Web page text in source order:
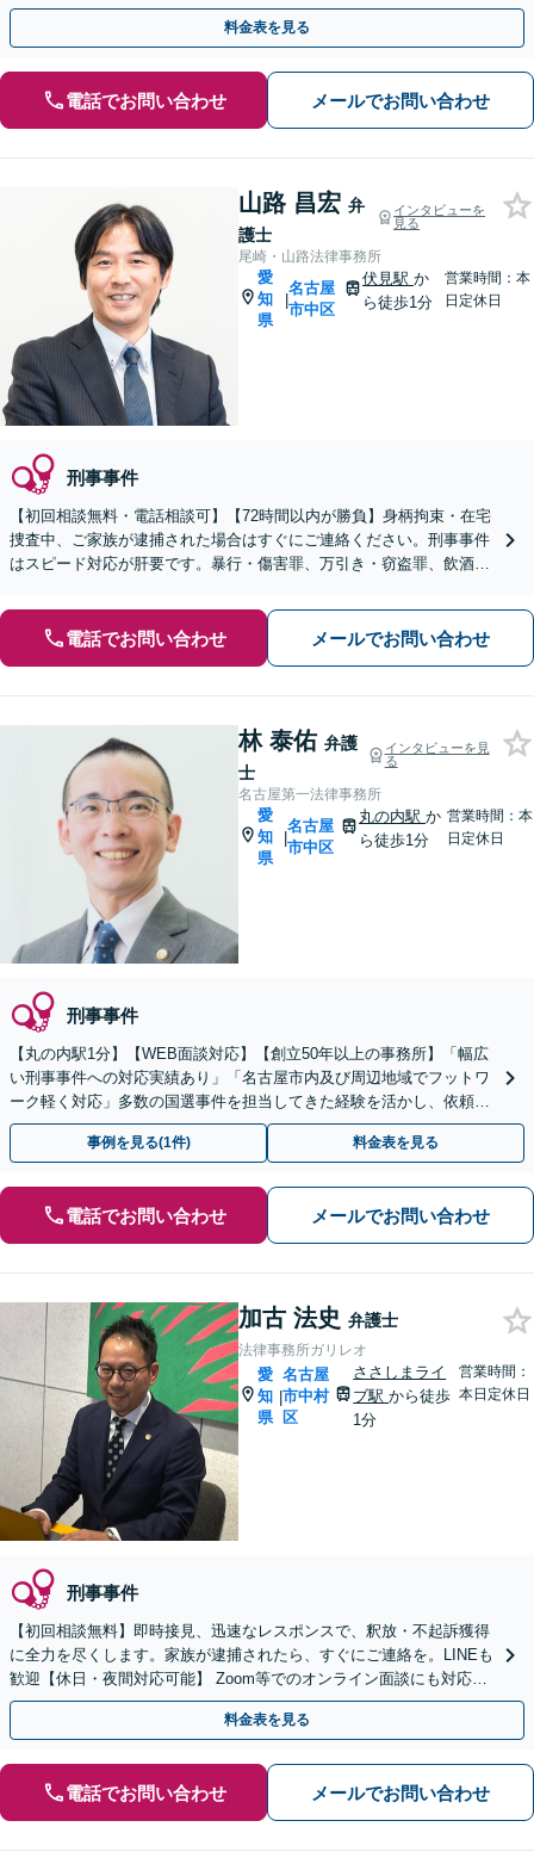
駅徒歩4分】
料金表を見る
電話でお問い合わせ メールでお問い合わせ
山路 昌宏 弁
護士
インタビューを
見る
尾崎・山路法律事務所
愛
知
県
|
名古屋
市中区
伏見駅 か
ら徒歩1分
営業時間：本
日定休日
刑事事件
【初回相談無料・電話相談可】【72時間以内が勝負】身柄拘束・在宅
捜査中、ご家族が逮捕された場合はすぐにご連絡ください。刑事事件
はスピード対応が肝要です。暴行・傷害罪、万引き・窃盗罪、飲酒運
電話でお問い合わせ メールでお問い合わせ
林 泰佑 弁護
士
インタビューを見
る
名古屋第一法律事務所
愛
知
県
|
名古屋
市中区
丸の内駅か
ら徒歩1分
営業時間：本
日定休日
刑事事件
【丸の内駅1分】【WEB面談対応】【創立50年以上の事務所】「幅広
い刑事事件への対応実績あり」「名古屋市内及び周辺地域でフットワ
ーク軽く対応」多数の国選事件を担当してきた経験を活かし、依頼者
さまの利益を最大限守ります【休日・夜間相談可】
事例を見る(1件) 料金表を見る
電話でお問い合わせ メールでお問い合わせ
加古 法史 弁護士
法律事務所ガリレオ
愛
知
県
|
名古屋
市中村
区
ささしまライ
ブ駅から徒歩
1分
営業時間：
本日定休日
刑事事件
【初回相談無料】即時接見、迅速なレスポンスで、釈放・不起訴獲得
に全力を尽くします。家族が逮捕されたら、すぐにご連絡を。LINEも
歓迎【休日・夜間対応可能】 Zoom等でのオンライン面談にも対応し
ます【メールでの予約、問い合わせ可能】
料金表を見る
電話でお問い合わせ メールでお問い合わせ